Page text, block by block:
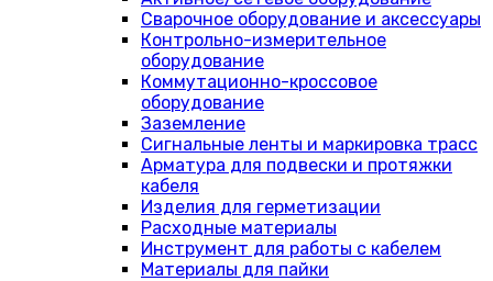
Сварочное оборудование и аксессуары
Контрольно-измерительное
оборудование
Коммутационно-кроссовое
оборудование
Заземление
Сигнальные ленты и маркировка трасс
Арматура для подвески и протяжки
кабеля
Изделия для герметизации
Расходные материалы
Инструмент для работы с кабелем
Материалы для пайки